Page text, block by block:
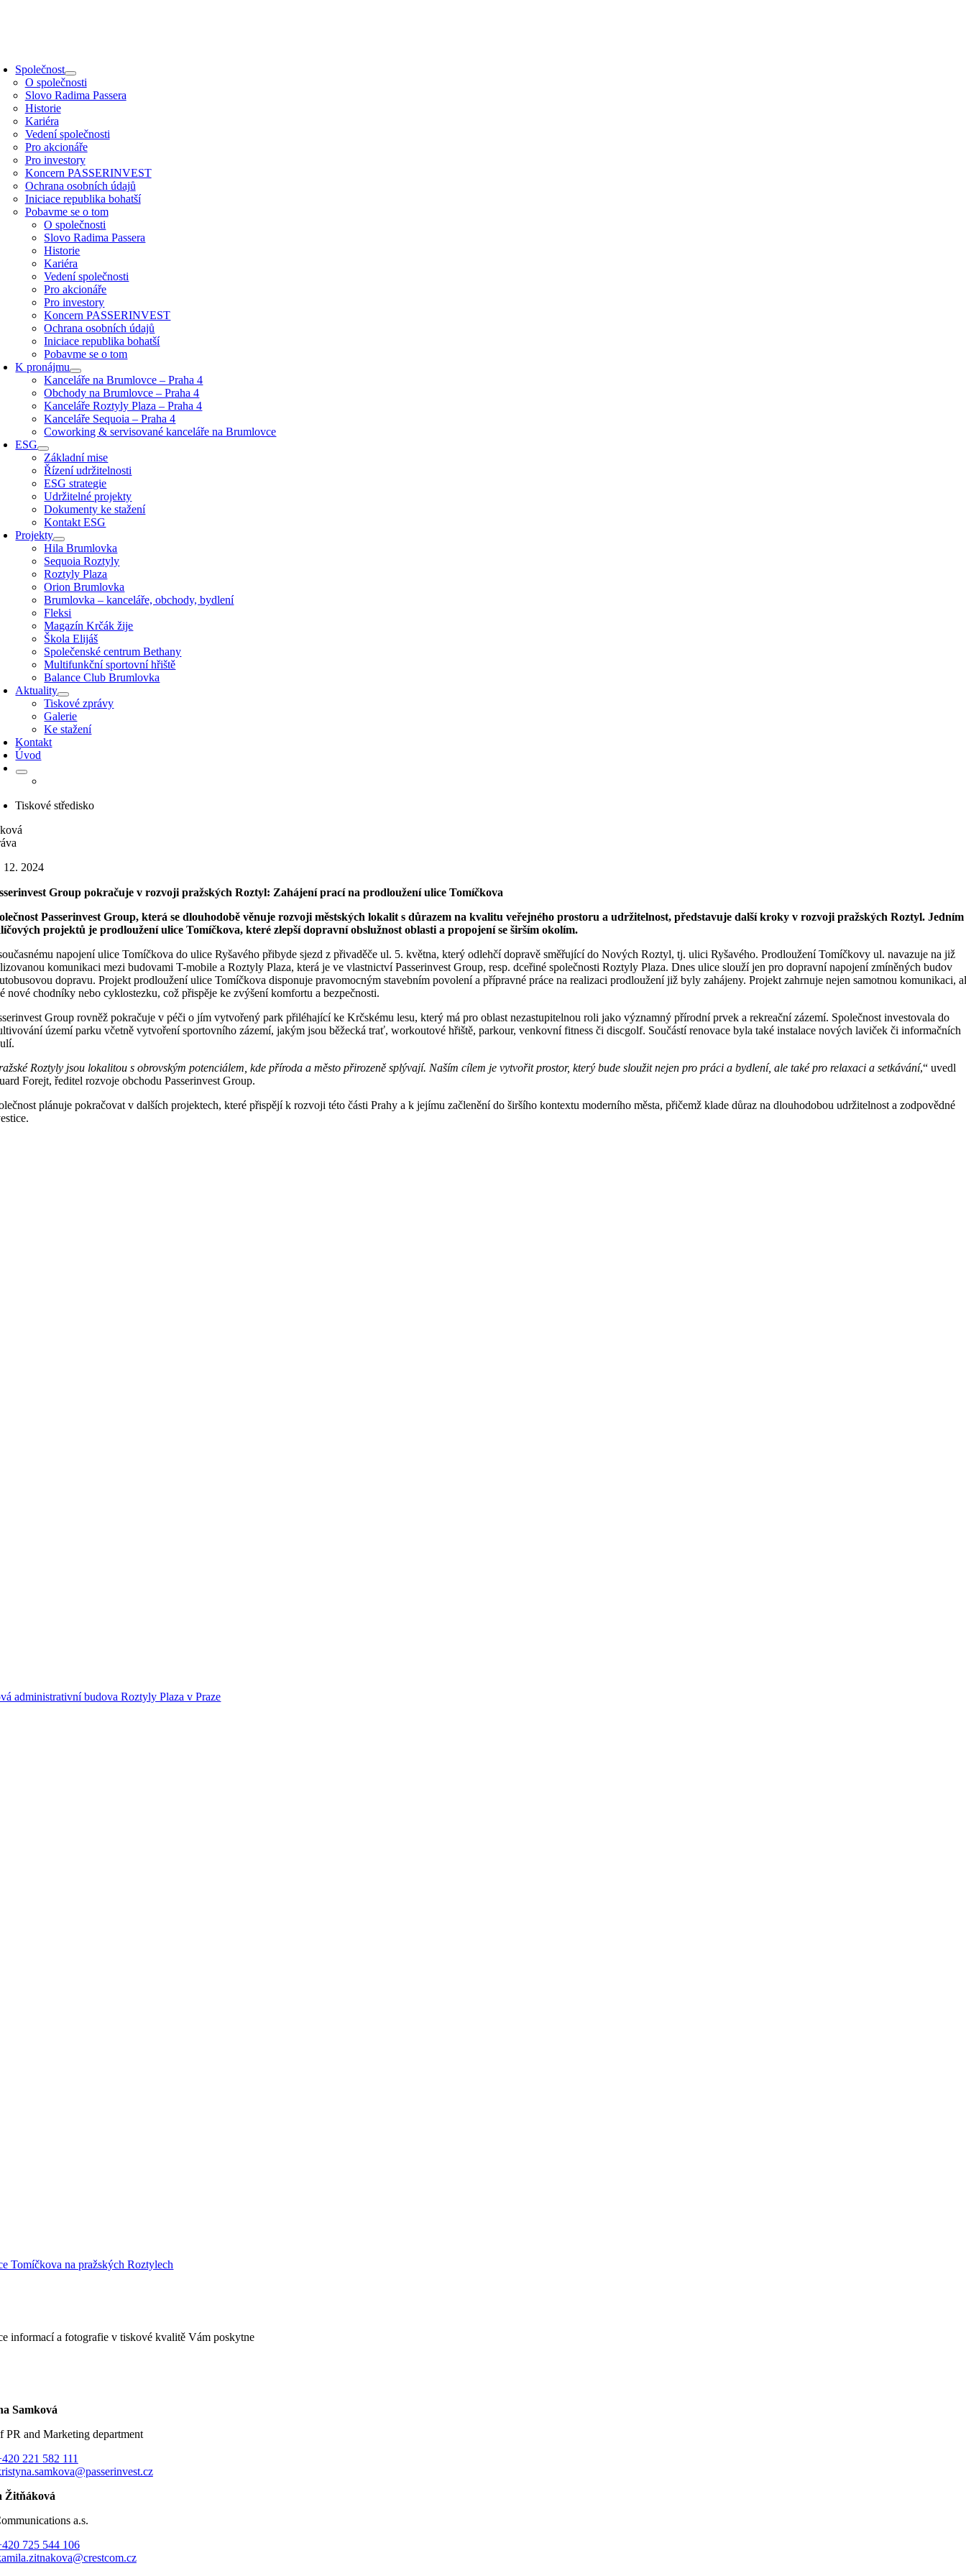
Společnost
O společnosti
Slovo Radima Passera
Historie
Kariéra
Vedení společnosti
Pro akcionáře
Pro investory
Koncern PASSERINVEST
Ochrana osobních údajů
Iniciace republika bohatší
Pobavme se o tom
O společnosti
Slovo Radima Passera
Historie
Kariéra
Vedení společnosti
Pro akcionáře
Pro investory
Koncern PASSERINVEST
Ochrana osobních údajů
Iniciace republika bohatší
Pobavme se o tom
K pronájmu
Kanceláře na Brumlovce – Praha 4
Obchody na Brumlovce – Praha 4
Kanceláře Roztyly Plaza – Praha 4
Kanceláře Sequoia – Praha 4
Coworking & servisované kanceláře na Brumlovce
ESG
Základní mise
Řízení udržitelnosti
ESG strategie
Udržitelné projekty
Dokumenty ke stažení
Kontakt ESG
Projekty
Hila Brumlovka
Sequoia Roztyly
Roztyly Plaza
Orion Brumlovka
Brumlovka – kanceláře, obchody, bydlení
Fleksi
Magazín Krčák žije
Škola Elijáš
Společenské centrum Bethany
Multifunkční sportovní hřiště
Balance Club Brumlovka
Aktuality
Tiskové zprávy
Galerie
Ke stažení
Kontakt
Úvod
Tiskové středisko
12. 2024
Group pokračuje v rozvoji pražských Roztyl: Zahájení prací na prodloužení ulice Tomíčkova
Passerinvest Group, která se dlouhodobě věnuje rozvoji městských lokalit s důrazem na kvalitu veřejného prostoru a udržitelnost, představuje další kroky v rozvoji pražských Roztyl. Jedním
projektů je prodloužení ulice Tomíčkova, které zlepší dopravní obslužnost oblasti a propojení se širším okolím.
napojení ulice Tomíčkova do ulice Ryšavého přibyde sjezd z přivaděče ul. 5. května, který odlehčí dopravě směřující do Nových Roztyl, tj. ulici Ryšavého. Prodloužení Tomíčkovy ul. navazuje na již
komunikaci mezi budovami T-mobile a Roztyly Plaza, která je ve vlastnictví Passerinvest Group, resp. dceřiné společnosti Roztyly Plaza. Dnes ulice slouží jen pro dopravní napojení zmíněných budov
dopravu. Projekt prodloužení ulice Tomíčkova disponuje pravomocným stavebním povolení a přípravné práce na realizaci prodloužení již byly zahájeny. Projekt zahrnuje nejen samotnou komunikaci,
nové chodníky nebo cyklostezku, což přispěje ke zvýšení komfortu a bezpečnosti.
Group rovněž pokračuje v péči o jím vytvořený park přiléhající ke Krčskému lesu, který má pro oblast nezastupitelnou roli jako významný přírodní prvek a rekreační zázemí. Společnost investovala do
území parku včetně vytvoření sportovního zázemí, jakým jsou běžecká trať, workoutové hřiště, parkour, venkovní fitness či discgolf. Součástí renovace byla také instalace nových laviček či informačních
Roztyly jsou lokalitou s obrovským potenciálem, kde příroda a město přirozeně splývají. Naším cílem je vytvořit prostor, který bude sloužit nejen pro práci a bydlení, ale také pro relaxaci a setkávání,“ uvedl
Forejt, ředitel rozvoje obchodu Passerinvest Group.
plánuje pokračovat v dalších projektech, které přispějí k rozvoji této části Prahy a k jejímu začlenění do širšího kontextu moderního města, přičemž klade důraz na dlouhodobou udržitelnost a zodpovědné
administrativní budova Roztyly Plaza v Praze
Tomíčkova na pražských Roztylech
informací a fotografie v tiskové kvalitě Vám poskytne
Samková
PR and Marketing department
221 582 111
Žitňáková
a.s.
725 544 106